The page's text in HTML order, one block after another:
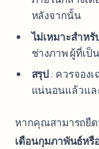
หลังจากนั้น
ไม่เหมาะสำหรั
ช่างภาพ ผู้ที่เ
สรุป: ควรจอง
แน่นอนแล้วแล
หากคุณสามารถยื
เดือนกุมภาพันธ์หรื